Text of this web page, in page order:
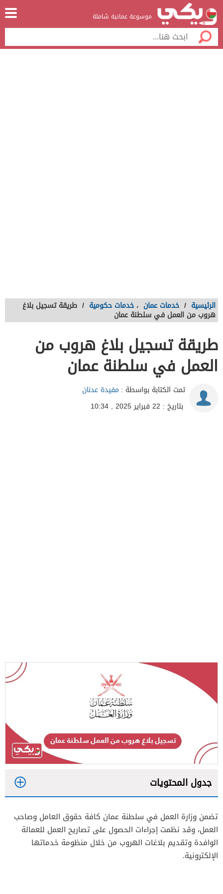
موسوعة عمانية شاملة
الرئيسية / خدمات عمان ، خدمات حكومية / طريقة تسجيل بلاغ
هروب من العمل في سلطنة عمان
طريقة تسجيل بلاغ هروب من
العمل في سلطنة عمان
تمت الكتابة بواسطة : مفيدة عدنان
بتاريخ : 22 فبراير 2025 , 10:34
جدول المحتويات
2
3
تضمن وزارة العمل في سلطنة عمان كافة حقوق العامل وصاحب
العمل، وقد نظمت إجراءات الحصول على تصاريح العمل للعمالة
الوافدة وتقديم بلاغات الهروب من خلال منظومة خدماتها
الإلكترونية.